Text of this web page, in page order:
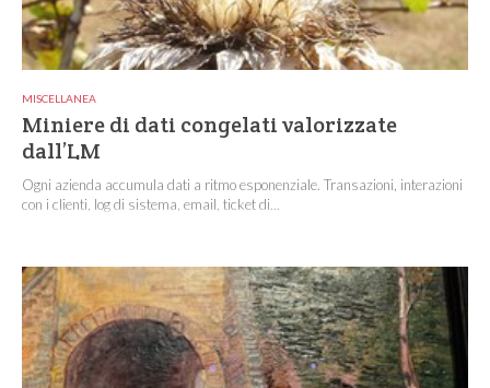
MISCELLANEA
Miniere di dati congelati valorizzate
dall’LM
Ogni azienda accumula dati a ritmo esponenziale. Transazioni, interazioni
con i clienti, log di sistema, email, ticket di...